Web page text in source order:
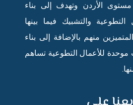
الأردن وتهدف إلى بناء
والتشبيك فيما بينها
منهم بالإضافة إلى بناء
موحدة للأعمال التطوعية تساهم